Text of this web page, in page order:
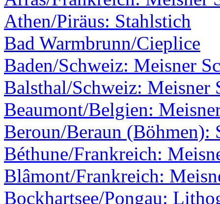
Athen/Piräus: Stahlstich
Bad Warmbrunn/Cieplice
Baden/Schweiz: Meisner
Balsthal/Schweiz: Meisner
Beaumont/Belgien:
Beroun/Beraun (Böhmen):
Béthune/Frankreich:
Blâmont/Frankreich:
Bockhartsee/Pongau: